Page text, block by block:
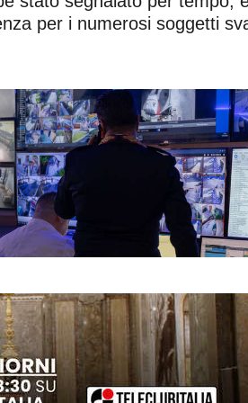
per i numerosi soggetti